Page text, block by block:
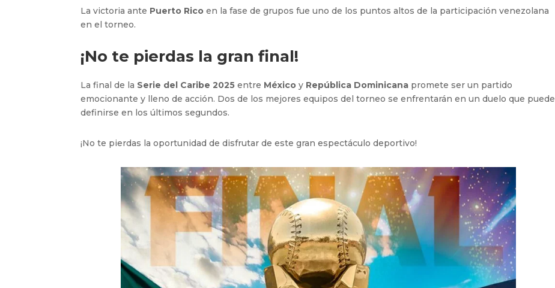
La victoria ante Puerto Rico en la fase de grupos fue uno de los puntos altos de la participación venezolana
en el torneo.
¡No te pierdas la gran final!
La final de la Serie del Caribe 2025 entre México y República Dominicana promete ser un partido
emocionante y lleno de acción. Dos de los mejores equipos del torneo se enfrentarán en un duelo que puede
definirse en los últimos segundos.
¡No te pierdas la oportunidad de disfrutar de este gran espectáculo deportivo!